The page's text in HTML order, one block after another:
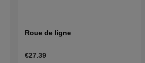
Roue de ligne
€27.39